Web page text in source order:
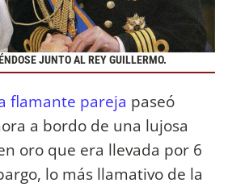
JUNTO AL REY GUILLERMO.
flamante pareja paseó
a bordo de una lujosa
oro que era llevada por 6
lo más llamativo de la